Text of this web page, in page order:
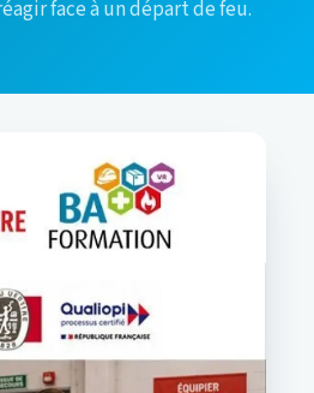
face à un départ de feu.